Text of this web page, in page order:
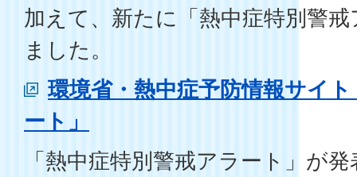
加えて、新たに「熱中症特別警
ました。
環境省・熱中症予防情報サイ
ート」
「熱中症特別警戒アラート」が